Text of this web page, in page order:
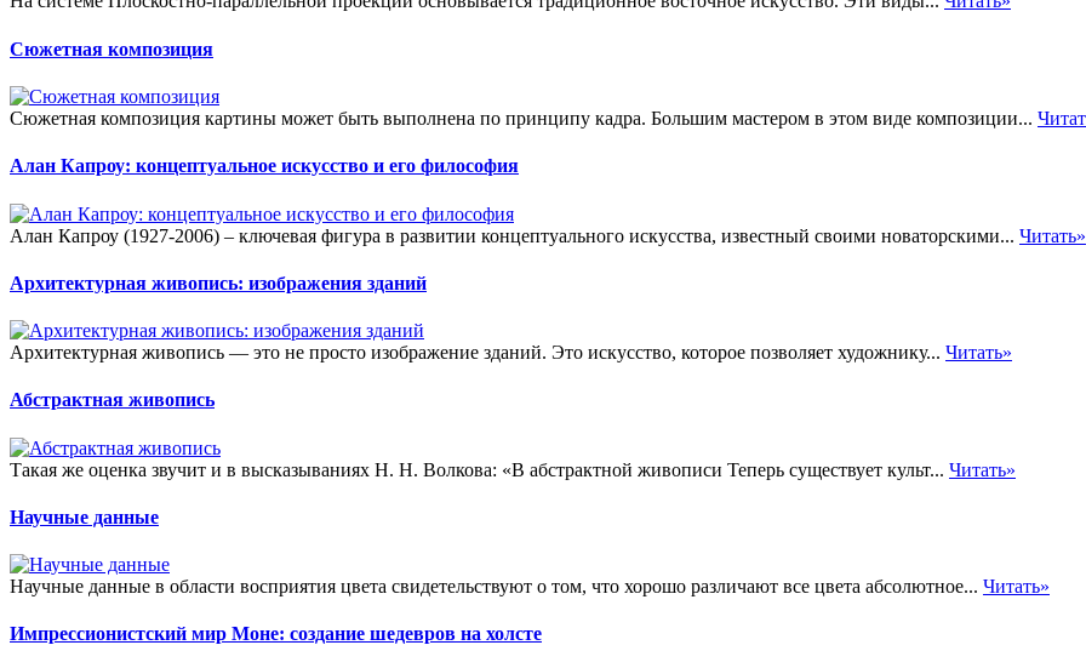
Сюжетная композиция
Сюжетная композиция картины может быть выполнена по принципу кадра. Большим мастером в этом виде композиции...
Алан Капроу: концептуальное искусство и его философия
Алан Капроу (1927-2006) – ключевая фигура в развитии концептуального искусства, известный своими новаторскими... Читать»
Архитектурная живопись: изображения зданий
Архитектурная живопись — это не просто изображение зданий. Это искусство, которое позволяет художнику... Читать»
Абстрактная живопись
Такая же оценка звучит и в высказываниях Н. Н. Волкова: «В абстрактной живописи Теперь существует культ... Читать»
Научные данные
Научные данные в области восприятия цвета свидетельствуют о том, что хорошо различают все цвета абсолютное... Читать»
Импрессионистский мир Моне: создание шедевров на холсте